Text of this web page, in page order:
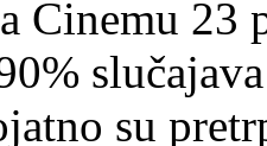
Cinemu 23
su